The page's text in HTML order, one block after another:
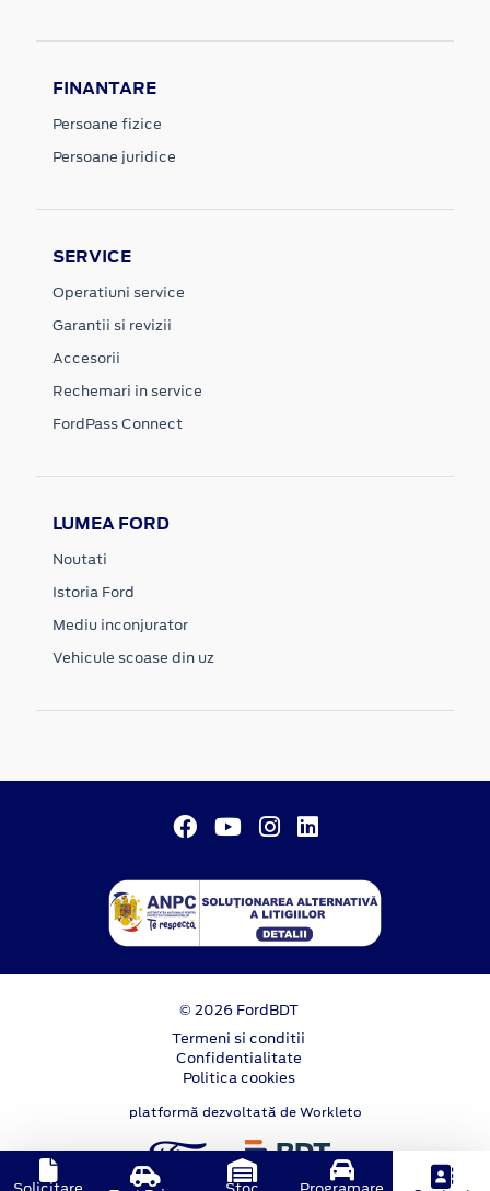
FINANTARE
Persoane fizice
Persoane juridice
SERVICE
Operatiuni service
Garantii si revizii
Accesorii
Rechemari in service
FordPass Connect
LUMEA FORD
Noutati
Istoria Ford
Mediu inconjurator
Vehicule scoase din uz
© 2026 FordBDT
Termeni si conditii
Confidentialitate
Politica cookies
platformă dezvoltată de Workleto